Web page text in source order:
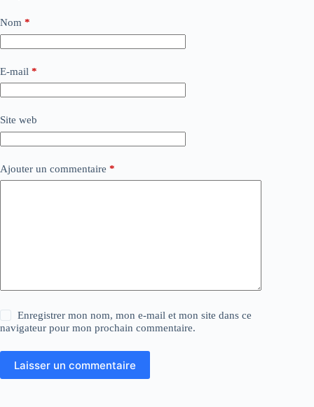
Nom *
E-mail *
Site web
Ajouter un commentaire *
Enregistrer mon nom, mon e-mail et mon site dans ce
navigateur pour mon prochain commentaire.
Laisser un commentaire